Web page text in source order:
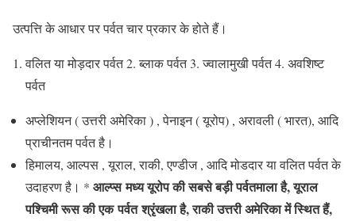
उत्पत्ति के आधार पर पर्वत चार प्रकार के होते हैं।
वलित या मोड़दार पर्वत 2. ब्लाक पर्वत 3. ज्वालामुखी पर्वत 4. अवशिष्ट
पर्वत
अप्लेशियन ( उत्तरी अमेरिका ) , पेनाइन ( यूरोप) , अरावली ( भारत), आदि
प्राचीनतम पर्वत है।
हिमालय, आल्पस , यूराल, राकी, एण्डीज , आदि मोडदार या वलित पर्वत के
उदाहरण है। * आल्प्स मध्य यूरोप की सबसे बड़ी पर्वतमाला है, यूराल
पश्चिमी रूस की एक पर्वत श्रृंखला है, राकी उत्तरी अमेरिका में स्थित हैं,